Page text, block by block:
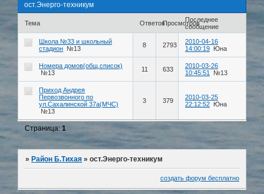
ост.Энерго-техникум
Тема ОтветовПросмотровПоследнее
сообщение
Школа №33 и школьный
стадион №13 8 2793
2010-04-16
14:00:19 Юна
Номера домов(общ.список)
№13
11 633
2010-03-26
10:45:51
№13
Приход Андрея
Первозвонного по
ул.Сахалинской 37а(МЧС)
№13
3 379
2010-03-25
22:12:52 Юна
Страница:1
» Район Б.Тихая »ост.Энерго-техникум
создать форум бесплатно